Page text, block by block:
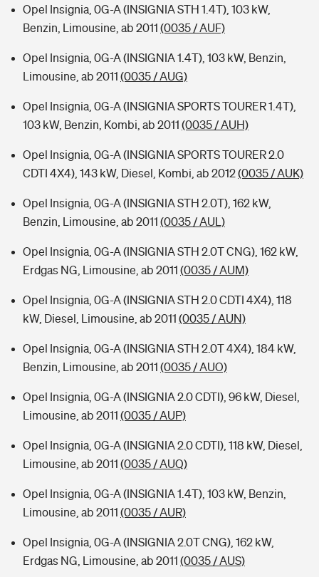
Opel Insignia, 0G-A (INSIGNIA STH 1.4T), 103 kW,
Benzin, Limousine, ab 2011 (0035 / AUF)
Opel Insignia, 0G-A (INSIGNIA 1.4T), 103 kW, Benzin,
Limousine, ab 2011 (0035 / AUG)
Opel Insignia, 0G-A (INSIGNIA SPORTS TOURER 1.4T),
103 kW, Benzin, Kombi, ab 2011 (0035 / AUH)
Opel Insignia, 0G-A (INSIGNIA SPORTS TOURER 2.0
CDTI 4X4), 143 kW, Diesel, Kombi, ab 2012(0035 / AUK)
Opel Insignia, 0G-A (INSIGNIA STH 2.0T), 162 kW,
Benzin, Limousine, ab 2011 (0035 / AUL)
Opel Insignia, 0G-A (INSIGNIA STH 2.0T CNG), 162 kW,
Erdgas NG, Limousine, ab 2011 (0035 / AUM)
Opel Insignia, 0G-A (INSIGNIA STH 2.0 CDTI 4X4), 118
kW, Diesel, Limousine, ab 2011 (0035 / AUN)
Opel Insignia, 0G-A (INSIGNIA STH 2.0T 4X4), 184 kW,
Benzin, Limousine, ab 2011 (0035 / AUO)
Opel Insignia, 0G-A (INSIGNIA 2.0 CDTI), 96 kW, Diesel,
Limousine, ab 2011 (0035 / AUP)
Opel Insignia, 0G-A (INSIGNIA 2.0 CDTI), 118 kW, Diesel,
Limousine, ab 2011 (0035 / AUQ)
Opel Insignia, 0G-A (INSIGNIA 1.4T), 103 kW, Benzin,
Limousine, ab 2011 (0035 / AUR)
Opel Insignia, 0G-A (INSIGNIA 2.0T CNG), 162 kW,
Erdgas NG, Limousine, ab 2011 (0035 / AUS)